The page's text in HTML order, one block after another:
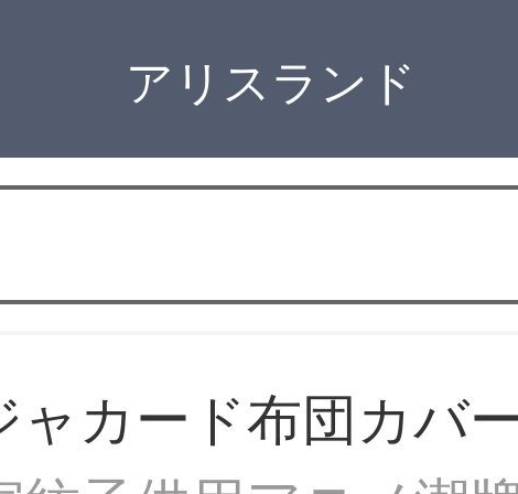
アリスランド
ャカード布団カバ